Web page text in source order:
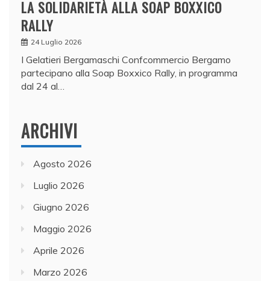
LA SOLIDARIETÀ ALLA SOAP BOXXICO
RALLY
24 Luglio 2026
I Gelatieri Bergamaschi Confcommercio Bergamo
partecipano alla Soap Boxxico Rally, in programma
dal 24 al…
ARCHIVI
Agosto 2026
Luglio 2026
Giugno 2026
Maggio 2026
Aprile 2026
Marzo 2026